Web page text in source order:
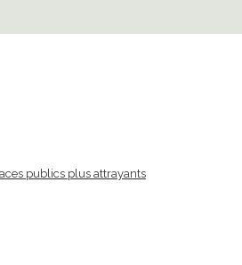
publics plus attrayants